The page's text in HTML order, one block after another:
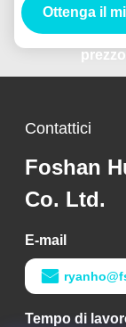
della
parete
Ottenga il
prezzo
Contattici
Foshan
Co. Ltd.
E-mail
Tempo di